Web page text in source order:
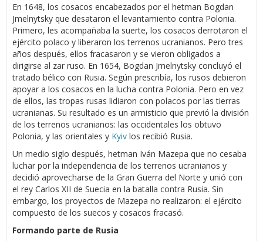
En 1648, los cosacos encabezados por el hetman Bogdan
Jmelnytsky que desataron el levantamiento contra Polonia.
Primero, les acompañaba la suerte, los cosacos derrotaron el
ejército polaco y liberaron los terrenos ucranianos. Pero tres
años después, ellos fracasaron y se vieron obligados a
dirigirse al zar ruso. En 1654, Bogdan Jmelnytsky concluyó el
tratado bélico con Rusia. Según prescribía, los rusos debieron
apoyar a los cosacos en la lucha contra Polonia. Pero en vez
de ellos, las tropas rusas lidiaron con polacos por las tierras
ucranianas. Su resultado es un armisticio que previó la división
de los terrenos ucranianos: las occidentales los obtuvo
Polonia, y las orientales y Kyiv los recibió Rusia.
Un medio siglo después, hetman Iván Mazepa que no cesaba
luchar por la independencia de los terrenos ucranianos y
decidió aprovecharse de la Gran Guerra del Norte y unió con
el rey Carlos XII de Suecia en la batalla contra Rusia. Sin
embargo, los proyectos de Mazepa no realizaron: el ejército
compuesto de los suecos y cosacos fracasó.
Formando parte de Rusia